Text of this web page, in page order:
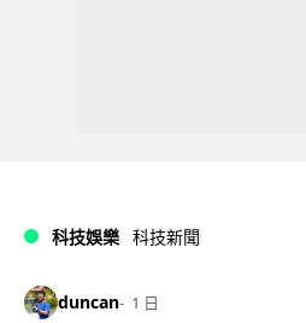
科技娛樂 科技新聞
duncan 1 日